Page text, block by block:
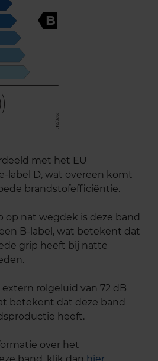
B
met het EU
label D, wat overeen komt
brandstofefficiëntie.
op nat wegdek is deze band
B-label, wat betekent dat
grip heeft bij natte
rolgeluid van 72 dB
betekent dat deze band
heeft.
over het